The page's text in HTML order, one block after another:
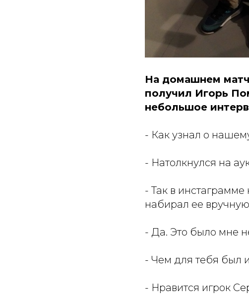
На домашнем
получил Игорь
небольшое
- Как узнал о
- Натолкнулся на
- Так в
набирал ее
- Да. Это было мне
- Чем для тебя был
- Нравится игрок